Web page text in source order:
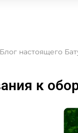
Блог настоящего
к